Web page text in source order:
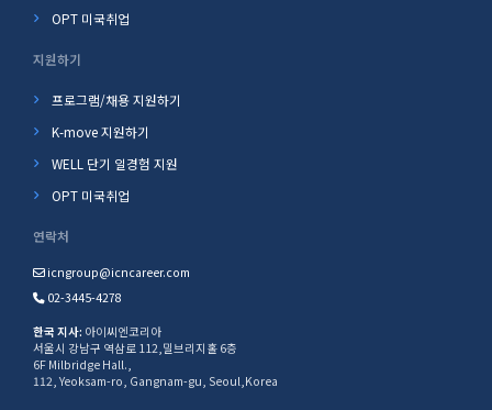
OPT 미국취업
지원하기
프로그램/채용 지원하기
K-move 지원하기
WELL 단기 일경험 지원
OPT 미국취업
연락처
icngroup@icncareer.com
02-3445-4278
한국 지사: 아이씨엔코리아
서울시 강남구 역삼로 112,밀브리지홀 6층
6F Milbridge Hall.,
112, Yeoksam-ro, Gangnam-gu, Seoul,Korea